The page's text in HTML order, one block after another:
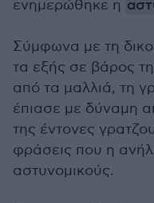
ενημερώθηκε η
Σύμφωνα με τη
τα εξής σε βάρος
από τα μαλλιά, τη
έπιασε με δύναμη
της έντονες
φράσεις που η
αστυνομικούς.